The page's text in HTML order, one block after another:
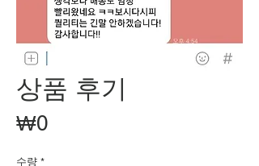
상품 후기
₩0가
수량 *